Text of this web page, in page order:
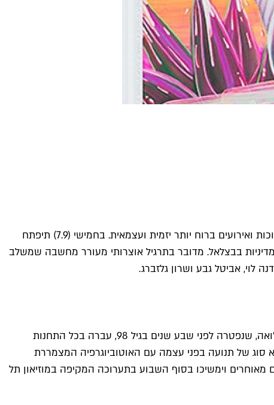
בחודשים האחרונים מסתמנת פריחה של הסצנה האמנותית בירושלים, שתמיד עמדה בצלה של אחותה התל אביבית, עם שלל תערוכות ואירועים ברוח יותר יזמית ועצמאית. בחמישי (7.9) תיפתח
בבצלאל. מדובר בתרגיל אוצרותי מעורר מחשבה שמשלב
חדשות מרעישות של ממש לחובבי האמנות – לואיז בורז'ואה, אחת האמניות הגדולות של המאה ה־20, מגיעה לראשונה לארץ. בורז'ואה, שנפטרה לפני שבע שנים בגיל 98, עברה בכל התחנות
זאת היא סוג של תנועה בפני עצמה עם האוטוביוגרפיה המצמררת
מאוחרים וימשיכו בסוף השבוע בתערוכה המקיפה במוזיאון תל